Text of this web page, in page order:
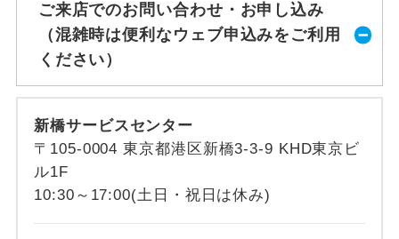
ご来店でのお問い合わせ・お申し込み
（混雑時は便利なウェブ申込みをご利用
ください）
新橋サービスセンター
〒105-0004 東京都港区新橋3-3-9 KHD東京ビ
ル1F
10:30～17:00(土日・祝日は休み)